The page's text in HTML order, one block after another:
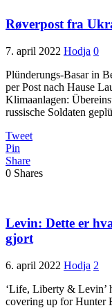
Røverpost fra
7. april 2022 Hodja 0
Plünderungs-Basar in
per Post nach Hause
Klimaanlagen:
russische Soldaten
Tweet
Pin
Share
0 Shares
Levin: Dette er
gjort
6. april 2022 Hodja 2
‘Life, Liberty & Levin’
covering up for Hunter